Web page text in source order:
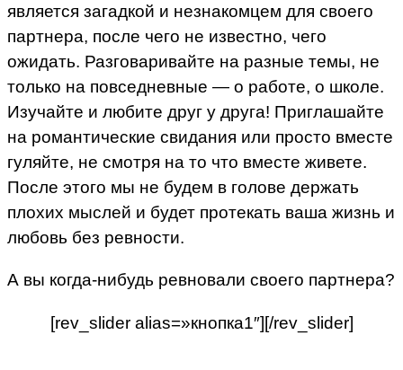
является загадкой и незнакомцем для своего
партнера, после чего не известно, чего
ожидать. Разговаривайте на разные темы, не
только на повседневные — о работе, о школе.
Изучайте и любите друг у друга! Приглашайте
на романтические свидания или просто вместе
гуляйте, не смотря на то что вместе живете.
После этого мы не будем в голове держать
плохих мыслей и будет протекать ваша жизнь и
любовь без ревности.
А вы когда-нибудь ревновали своего партнера?
[rev_slider alias=»кнопка1″][/rev_slider]